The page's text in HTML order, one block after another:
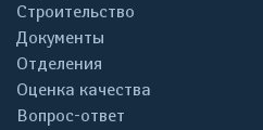
Строительство
Документы
Отделения
Оценка качества
Вопрос-ответ